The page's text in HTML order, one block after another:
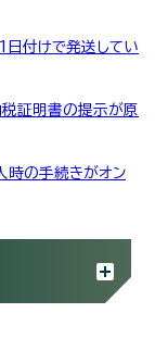
日付けで発送してい
証明書の提示が原
時の手続きがオン